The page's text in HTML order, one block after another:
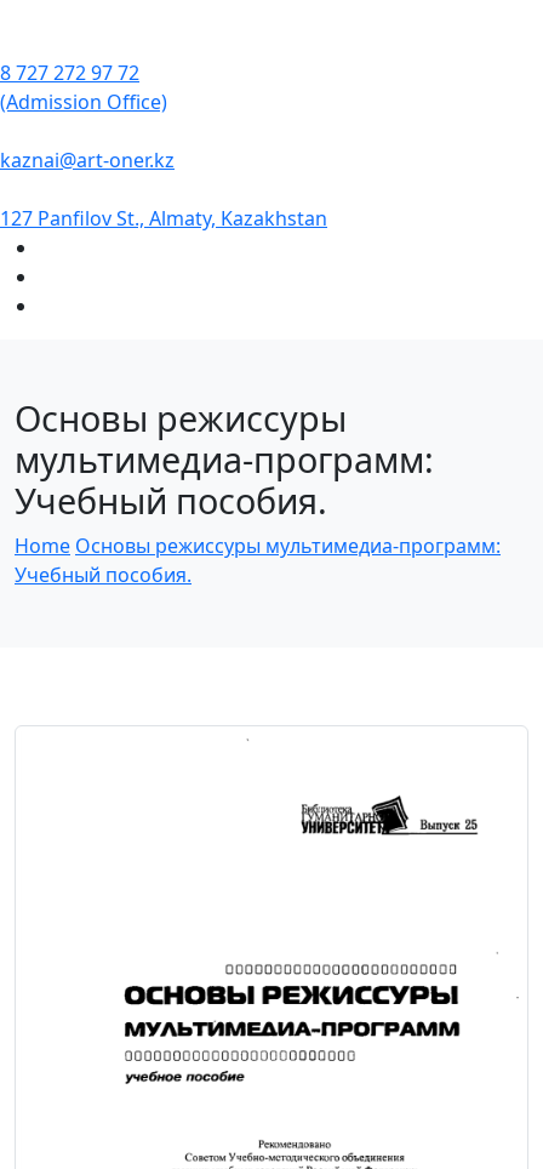
8 727 272 97 72
(Admission Office)
kaznai@art-oner.kz
127 Panfilov St., Almaty, Kazakhstan
Основы режиссуры
мультимедиа-программ:
Учебный пособия.
Home Основы режиссуры мультимедиа-программ:
Учебный пособия.